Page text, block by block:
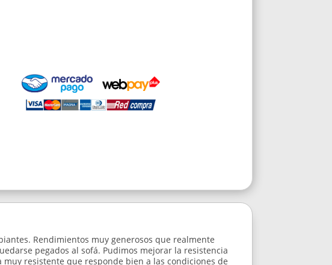
Rendimientos muy generosos que realmente
pegados al sofá. Pudimos mejorar la resistencia
resistente que responde bien a las condiciones de